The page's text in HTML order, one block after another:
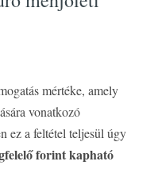
mértéke, amely
vonatkozó
ez a feltétel teljesül úgy
forint kapható